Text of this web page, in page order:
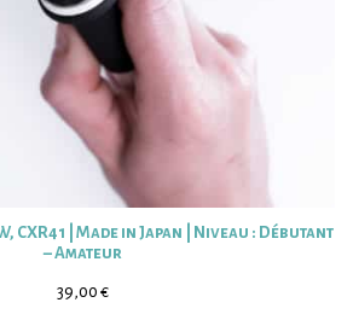
CXR41 | Made in Japan | Niveau : Débutant
– Amateur
39,00 €